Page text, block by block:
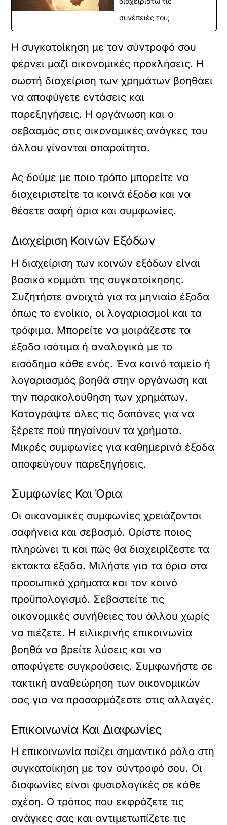
συνέπειές του;
Η συγκατοίκηση με τον σύντροφό σου
φέρνει μαζί οικονομικές προκλήσεις. Η
σωστή διαχείριση των χρημάτων βοηθάει
να αποφύγετε εντάσεις και
παρεξηγήσεις. Η οργάνωση και ο
σεβασμός στις οικονομικές ανάγκες του
άλλου γίνονται απαραίτητα.
Ας δούμε με ποιο τρόπο μπορείτε να
διαχειριστείτε τα κοινά έξοδα και να
θέσετε σαφή όρια και συμφωνίες.
Διαχείριση Κοινών Εξόδων
Η διαχείριση των κοινών εξόδων είναι
βασικό κομμάτι της συγκατοίκησης.
Συζητήστε ανοιχτά για τα μηνιαία έξοδα
όπως το ενοίκιο, οι λογαριασμοί και τα
τρόφιμα. Μπορείτε να μοιράζεστε τα
έξοδα ισότιμα ή αναλογικά με το
εισόδημα κάθε ενός. Ένα κοινό ταμείο ή
λογαριασμός βοηθά στην οργάνωση και
την παρακολούθηση των χρημάτων.
Καταγράψτε όλες τις δαπάνες για να
ξέρετε πού πηγαίνουν τα χρήματα.
Μικρές συμφωνίες για καθημερινά έξοδα
αποφεύγουν παρεξηγήσεις.
Συμφωνίες Και Όρια
Οι οικονομικές συμφωνίες χρειάζονται
σαφήνεια και σεβασμό. Ορίστε ποιος
πληρώνει τι και πώς θα διαχειρίζεστε τα
έκτακτα έξοδα. Μιλήστε για τα όρια στα
προσωπικά χρήματα και τον κοινό
προϋπολογισμό. Σεβαστείτε τις
οικονομικές συνήθειες του άλλου χωρίς
να πιέζετε. Η ειλικρινής επικοινωνία
βοηθά να βρείτε λύσεις και να
αποφύγετε συγκρούσεις. Συμφωνήστε σε
τακτική αναθεώρηση των οικονομικών
σας για να προσαρμόζεστε στις αλλαγές.
Επικοινωνία Και Διαφωνίες
Η επικοινωνία παίζει σημαντικό ρόλο στη
συγκατοίκηση με τον σύντροφό σου. Οι
διαφωνίες είναι φυσιολογικές σε κάθε
σχέση. Ο τρόπος που εκφράζετε τις
ανάγκες σας και αντιμετωπίζετε τις